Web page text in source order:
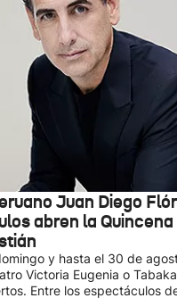
Juan Diego
abren la
y hasta el 30 de
Victoria Eugenia o
Entre los espectáculos